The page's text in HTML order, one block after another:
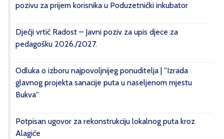
pozivu za prijem korisnika u Poduzetnički inkubator
Dječji vrtić Radost – Javni poziv za upis djece za
pedagošku 2026./2027.
Odluka o izboru najpovoljnijeg ponuditelja | ''Izrada
glavnog projekta sanacije puta u naseljenom mjestu
Bukva''
Potpisan ugovor za rekonstrukciju lokalnog puta kroz
Alagiće